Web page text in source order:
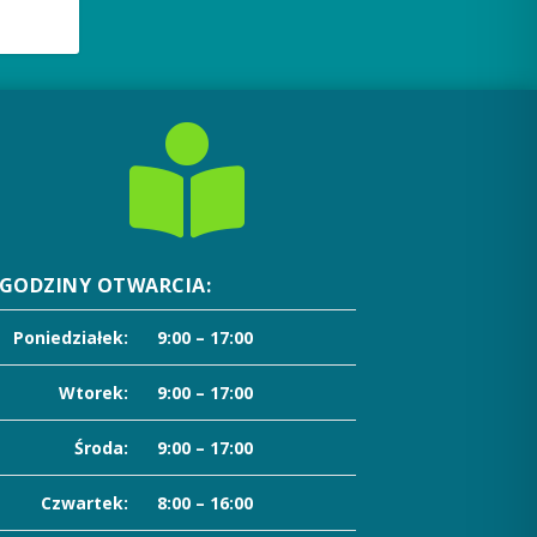

OTWARCIA:
Poniedziałek: 9:00 – 17:00
Wtorek: 9:00 – 17:00
Środa: 9:00 – 17:00
Czwartek: 8:00 – 16:00